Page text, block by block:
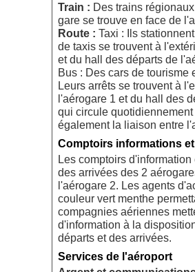
Train : Des trains
gare se trouve en face de
Route : Taxi : Ils
de taxis se trouvent à
et du hall des départs de
Bus : Des cars de tourisme
Leurs arrêts se trouvent à
l'aérogare 1 et du hall des
qui circule
également la liaison entre
Comptoirs informations
Les comptoirs
des arrivées des 2
l'aérogare 2. Les agents
couleur vert menthe
compagnies aériennes
d'information à la
départs et des arrivées.
Services de l'aéroport